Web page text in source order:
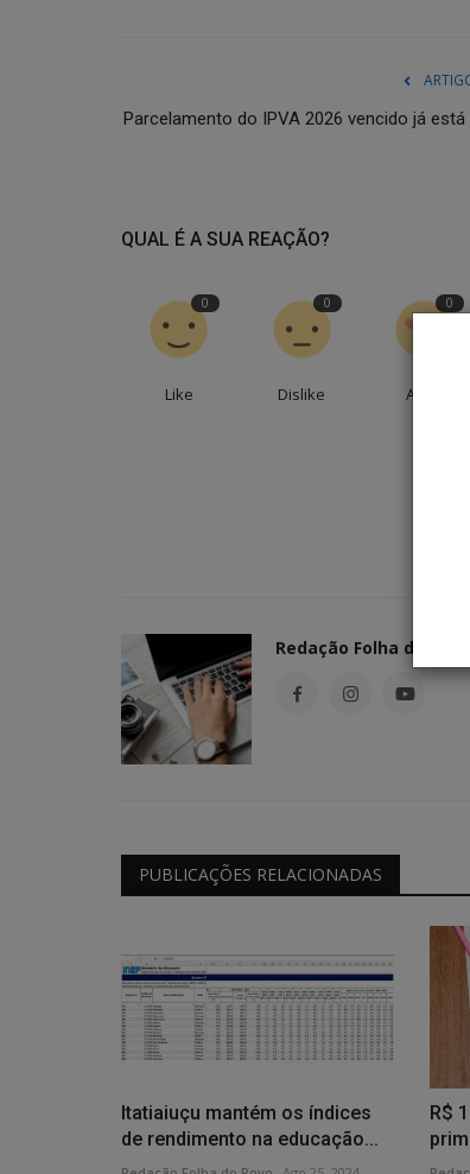
Parcelamento do IPVA 2026 vencido já está
QUAL É A SUA REAÇÃO?
0
Like
0
Dislike
0
Amei
Redação Folha do Povo
PUBLICAÇÕES RELACIONADAS
Itatiaiuçu mantém os índices
de rendimento na educação...
R$
até 29 de agosto,
TV e Cultura
NA PRAÇA - Feira
reúne cultura e
Redação Folha do Povo Ago 3, 2026
Primeira edição acontece nesta sexta-